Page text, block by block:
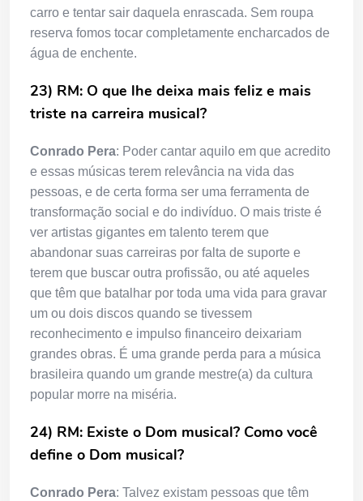
carro e tentar sair daquela enrascada. Sem roupa
reserva fomos tocar completamente encharcados de
água de enchente.
23) RM: O que lhe deixa mais feliz e mais
triste na carreira musical?
Conrado Pera: Poder cantar aquilo em que acredito
e essas músicas terem relevância na vida das
pessoas, e de certa forma ser uma ferramenta de
transformação social e do indivíduo. O mais triste é
ver artistas gigantes em talento terem que
abandonar suas carreiras por falta de suporte e
terem que buscar outra profissão, ou até aqueles
que têm que batalhar por toda uma vida para gravar
um ou dois discos quando se tivessem
reconhecimento e impulso financeiro deixariam
grandes obras. É uma grande perda para a música
brasileira quando um grande mestre(a) da cultura
popular morre na miséria.
24) RM: Existe o Dom musical? Como você
define o Dom musical?
Conrado Pera: Talvez existam pessoas que têm